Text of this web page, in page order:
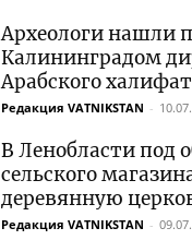
Археологи нашли
Калининградом
Арабского
Редакция VATNIKSTAN -
В Ленобласти под
сельского
деревянную
Редакция VATNIKSTAN -